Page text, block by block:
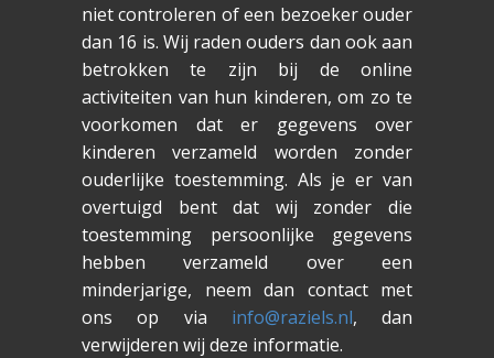
niet controleren of een bezoeker ouder
dan 16 is. Wij raden ouders dan ook aan
betrokken te zijn bij de online
activiteiten van hun kinderen, om zo te
voorkomen dat er gegevens over
kinderen verzameld worden zonder
ouderlijke toestemming. Als je er van
overtuigd bent dat wij zonder die
toestemming persoonlijke gegevens
hebben verzameld over een
minderjarige, neem dan contact met
ons op via info@raziels.nl, dan
verwijderen wij deze informatie.